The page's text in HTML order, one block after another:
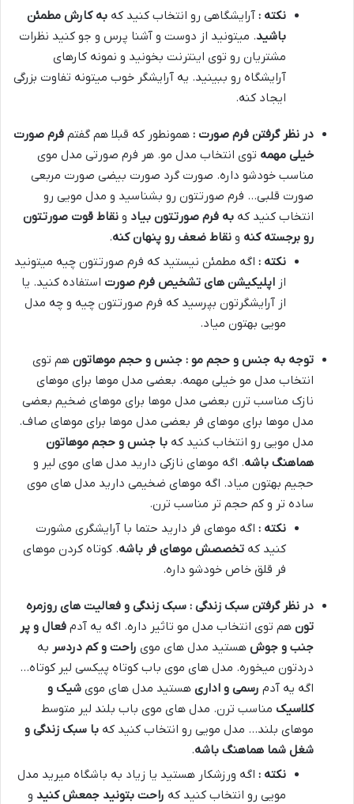
نکته : آرایشگاهی رو انتخاب کنید که به کارش مطمئن
باشید. میتونید از دوست و آشنا پرس و جو کنید نظرات
مشتریان رو توی اینترنت بخونید و نمونه کارهای
آرایشگاه رو ببینید. یه آرایشگر خوب میتونه تفاوت بزرگی
ایجاد کنه.
در نظر گرفتن فرم صورت : همونطور که قبلا هم گفتم فرم صورت
خیلی مهمه توی انتخاب مدل مو. هر فرم صورتی مدل موی
مناسب خودشو داره. صورت گرد صورت بیضی صورت مربعی
صورت قلبی… فرم صورتتون رو بشناسید و مدل مویی رو
انتخاب کنید که به فرم صورتتون بیاد و نقاط قوت صورتتون
رو برجسته کنه و نقاط ضعف رو پنهان کنه.
نکته : اگه مطمئن نیستید که فرم صورتتون چیه میتونید
از اپلیکیشن های تشخیص فرم صورت استفاده کنید. یا
از آرایشگرتون بپرسید که فرم صورتتون چیه و چه مدل
مویی بهتون میاد.
توجه به جنس و حجم مو : جنس و حجم موهاتون هم توی
انتخاب مدل مو خیلی مهمه. بعضی مدل موها برای موهای
نازک مناسب ترن بعضی مدل موها برای موهای ضخیم بعضی
مدل موها برای موهای فر بعضی مدل موها برای موهای صاف.
مدل مویی رو انتخاب کنید که با جنس و حجم موهاتون
هماهنگ باشه. اگه موهای نازکی دارید مدل های موی لیر و
حجیم بهتون میاد. اگه موهای ضخیمی دارید مدل های موی
ساده تر و کم حجم تر مناسب ترن.
نکته : اگه موهای فر دارید حتما با آرایشگری مشورت
کنید که تخصصش موهای فر باشه. کوتاه کردن موهای
فر قلق خاص خودشو داره.
در نظر گرفتن سبک زندگی : سبک زندگی و فعالیت های روزمره
تون هم توی انتخاب مدل مو تاثیر داره. اگه یه آدم فعال و پر
جنب و جوش هستید مدل های موی راحت و کم دردسر به
دردتون میخوره. مدل های موی باب کوتاه پیکسی لیر کوتاه…
اگه یه آدم رسمی و اداری هستید مدل های موی شیک و
کلاسیک مناسب ترن. مدل های موی باب بلند لیر متوسط
موهای بلند… مدل مویی رو انتخاب کنید که با سبک زندگی و
شغل شما هماهنگ باشه.
نکته : اگه ورزشکار هستید یا زیاد به باشگاه میرید مدل
مویی رو انتخاب کنید که راحت بتونید جمعش کنید و